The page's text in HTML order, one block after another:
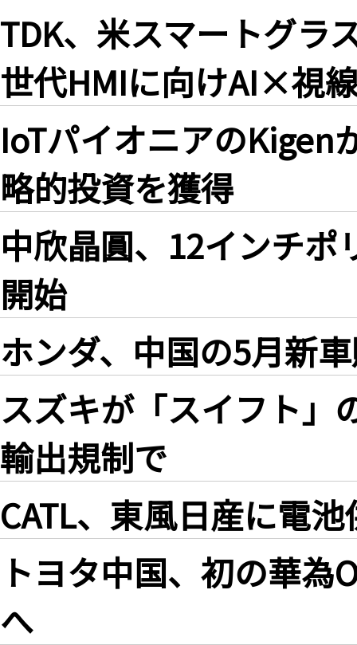
TDK、米スマートグ
世代HMIに向けAI×視
IoTパイオニアのKigen
略的投資を獲得
中欣晶圓、12インチ
開始
ホンダ、中国の5月新
スズキが「スイフト」
輸出規制で
CATL、東風日産に電
トヨタ中国、初の華為
へ